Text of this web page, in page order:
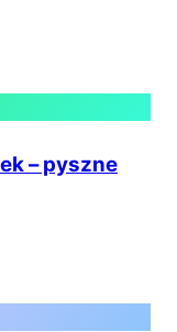
– pyszne